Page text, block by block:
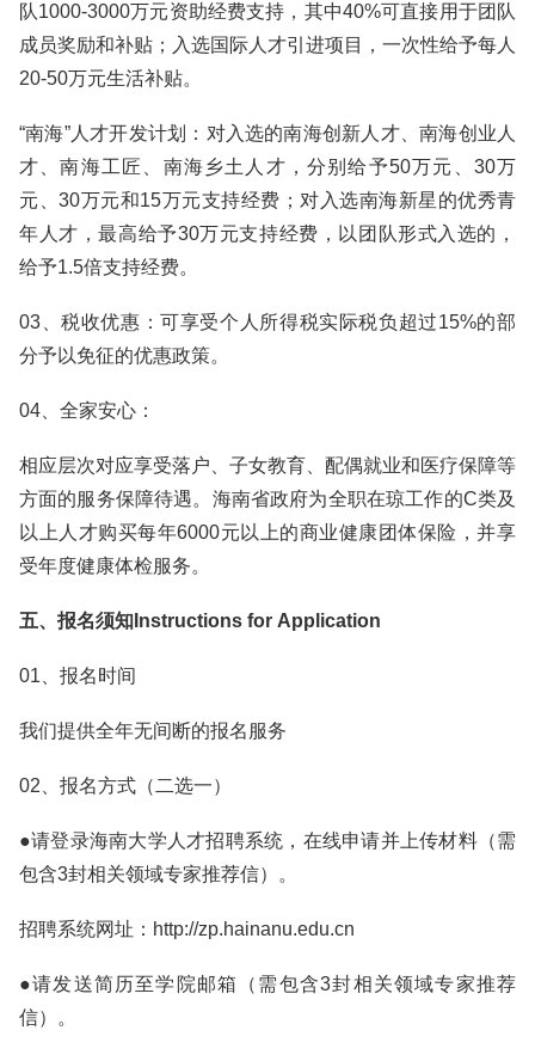
队1000-3000万元资助经费支持，其中40%可直接用于团队
成员奖励和补贴；入选国际人才引进项目，一次性给予每人
20-50万元生活补贴。
“南海”人才开发计划：对入选的南海创新人才、南海创业人
才、南海工匠、南海乡土人才，分别给予50万元、30万
元、30万元和15万元支持经费；对入选南海新星的优秀青
年人才，最高给予30万元支持经费，以团队形式入选的，
给予1.5倍支持经费。
03、税收优惠：可享受个人所得税实际税负超过15%的部
分予以免征的优惠政策。
04、全家安心：
相应层次对应享受落户、子女教育、配偶就业和医疗保障等
方面的服务保障待遇。海南省政府为全职在琼工作的C类及
以上人才购买每年6000元以上的商业健康团体保险，并享
受年度健康体检服务。
五、报名须知Instructions for Application
01、报名时间
我们提供全年无间断的报名服务
02、报名方式（二选一）
●请登录海南大学人才招聘系统，在线申请并上传材料（需
包含3封相关领域专家推荐信）。
招聘系统网址：http://zp.hainanu.edu.cn
●请发送简历至学院邮箱（需包含3封相关领域专家推荐
信）。